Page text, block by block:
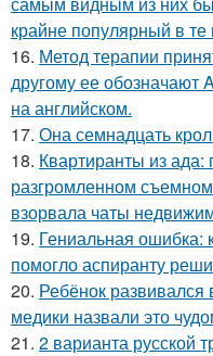
крайне популярный в
16. Метод терапии
другому ее обозначают
на английском.
17. Она семнадцать
18. Квартиранты из ада:
разгромленном
взорвала чаты
19. Гениальная ошибка:
помогло аспиранту
20. Ребёнок
медики назвали это
21. 2 варианта русской